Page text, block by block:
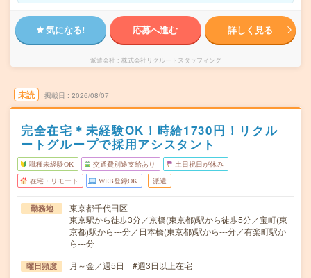
気になる! 応募へ進む 詳しく見る
派遣会社 株式会社リクルートスタッフィング
未読 掲載日 2026/08/07
完全在宅＊未経験OK！時給1730円！リクル
ートグループで採用アシスタント
職種未経験OK 交通費別途支給あり 土日祝日が休み
在宅・リモート WEB登録OK 派遣
勤務地
東京都千代田区
東京駅から徒歩3分／京橋(東京都)駅から徒歩5分／宝町(東
京都)駅から---分／日本橋(東京都)駅から---分／有楽町駅か
ら---分
曜日頻度 月～金／週5日 #週3日以上在宅